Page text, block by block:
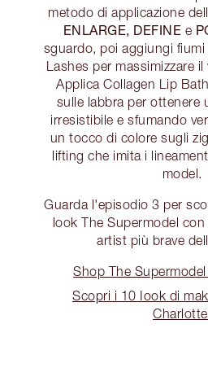
metodo di applicazione
ENLARGE, DEFINE e
sguardo, poi aggiungi
Lashes per massimizzare
Applica Collagen Lip
sulle labbra per ottenere
irresistibile e sfumando
un tocco di colore sugli
lifting che imita i
model.
Guarda l'episodio 3 per
look The Supermodel
artist più brave
Shop The
Scopri i 10 Iook di